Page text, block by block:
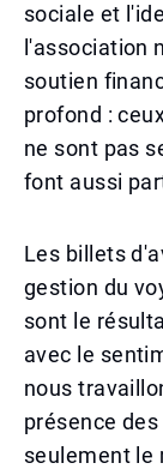
sociale et
l'association
soutien
profond :
ne sont pas
font aussi
Les billets
gestion du
sont le
avec le
nous
présence
seulement le